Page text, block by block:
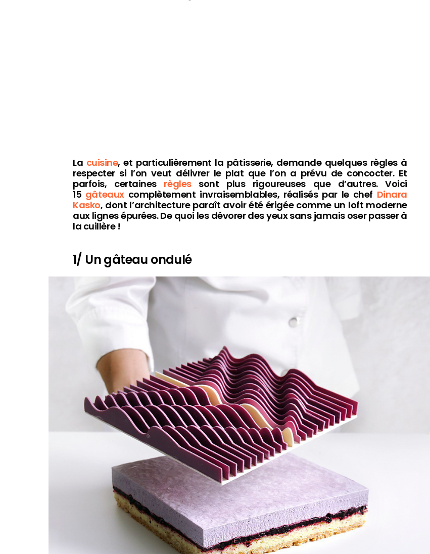
La cuisine, et particulièrement la pâtisserie, demande quelques règles à
respecter si l’on veut délivrer le plat que l’on a prévu de concocter. Et
parfois, certaines règles sont plus rigoureuses que d’autres. Voici
15 gâteaux complètement invraisemblables, réalisés par le chef Dinara
Kasko, dont l’architecture paraît avoir été érigée comme un loft moderne
aux lignes épurées. De quoi les dévorer des yeux sans jamais oser passer à
la cuillère !
1/ Un gâteau ondulé